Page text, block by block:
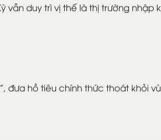
duy trì vị thế là thị trường nhập
đưa hồ tiêu chính thức thoát khỏi